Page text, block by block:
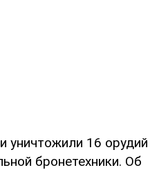
уничтожили 16 орудий
бронетехники. Об